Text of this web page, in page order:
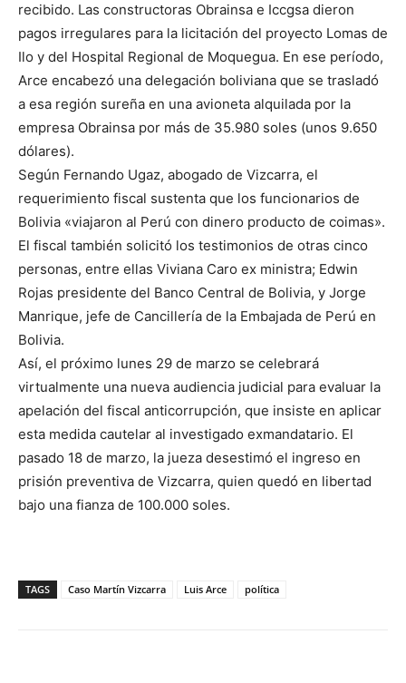
recibido. Las constructoras Obrainsa e Iccgsa dieron
pagos irregulares para la licitación del proyecto Lomas de
Ilo y del Hospital Regional de Moquegua. En ese período,
Arce encabezó una delegación boliviana que se trasladó
a esa región sureña en una avioneta alquilada por la
empresa Obrainsa por más de 35.980 soles (unos 9.650
dólares).
Según Fernando Ugaz, abogado de Vizcarra, el
requerimiento fiscal sustenta que los funcionarios de
Bolivia «viajaron al Perú con dinero producto de coimas».
El fiscal también solicitó los testimonios de otras cinco
personas, entre ellas Viviana Caro ex ministra; Edwin
Rojas presidente del Banco Central de Bolivia, y Jorge
Manrique, jefe de Cancillería de la Embajada de Perú en
Bolivia.
Así, el próximo lunes 29 de marzo se celebrará
virtualmente una nueva audiencia judicial para evaluar la
apelación del fiscal anticorrupción, que insiste en aplicar
esta medida cautelar al investigado exmandatario. El
pasado 18 de marzo, la jueza desestimó el ingreso en
prisión preventiva de Vizcarra, quien quedó en libertad
bajo una fianza de 100.000 soles.
TAGS Caso Martín Vizcarra Luis Arce política